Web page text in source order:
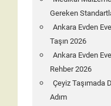
Gereken
Ankara Evden
Taşın 2026
Ankara Evden
Rehber 2026
Çeyiz Taşımada
Adım